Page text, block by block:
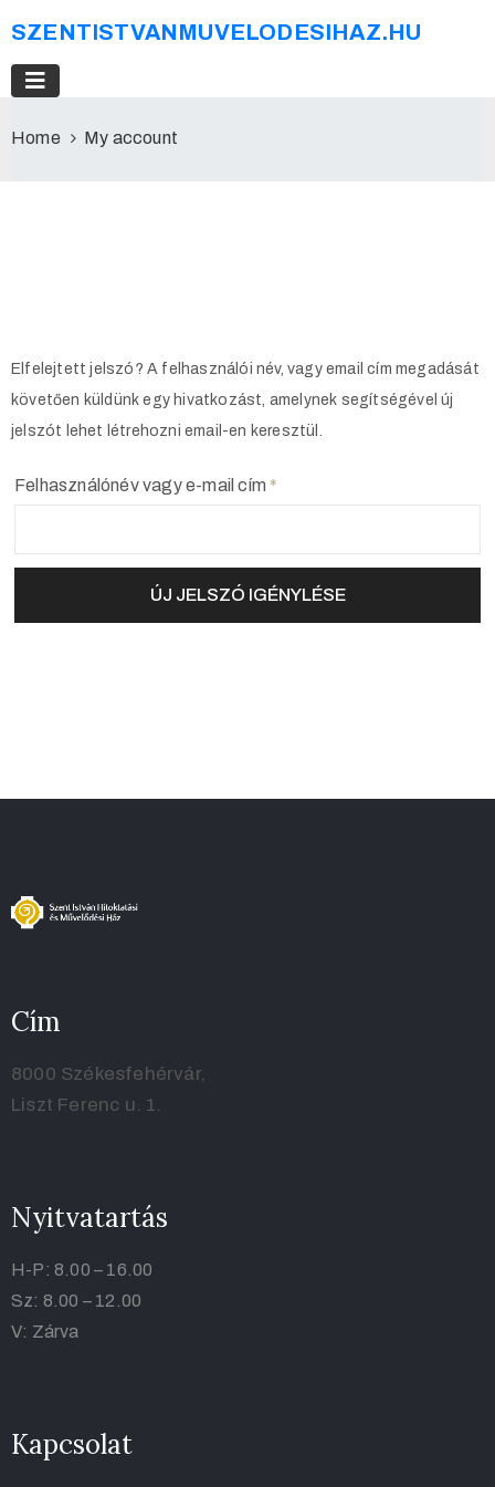
SZENTISTVANMUVELODESIHAZ.HU
Home My account
Elfelejtett jelszó? A felhasználói név, vagy email cím megadását
követően küldünk egy hivatkozást, amelynek segítségével új
jelszót lehet létrehozni email-en keresztül.
Felhasználónév vagy e-mail cím *
ÚJ JELSZÓ IGÉNYLÉSE
Cím
8000 Székesfehérvár,
Liszt Ferenc u. 1.
Nyitvatartás
H-P: 8.00 – 16.00
Sz: 8.00 – 12.00
V: Zárva
Kapcsolat